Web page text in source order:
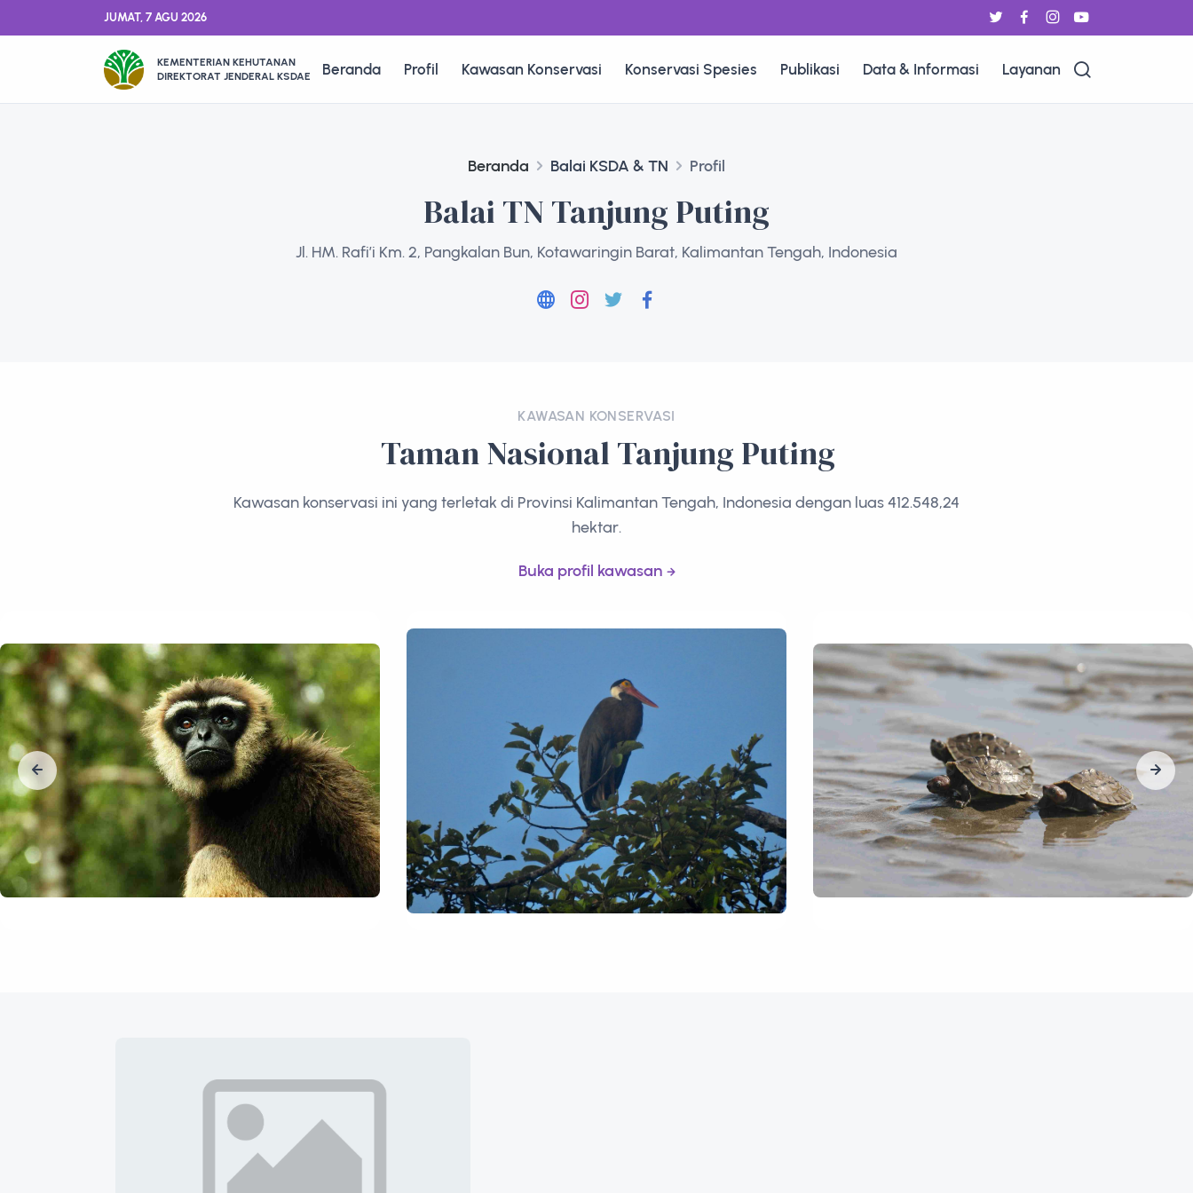
JUMAT, 7 AGU 2026
KEMENTERIAN KEHUTANAN
DIREKTORAT JENDERAL KSDAE
Beranda Profil Kawasan Konservasi Konservasi Spesies Publikasi Data & Informasi Layanan
Beranda Balai KSDA & TN Profil
Balai TN Tanjung Puting
Jl. HM. Rafi’i Km. 2, Pangkalan Bun, Kotawaringin Barat, Kalimantan Tengah, Indonesia
KAWASAN KONSERVASI
Taman Nasional Tanjung Puting
Kawasan konservasi ini yang terletak di Provinsi Kalimantan Tengah, Indonesia dengan luas 412.548,24
hektar.
Buka profil kawasan